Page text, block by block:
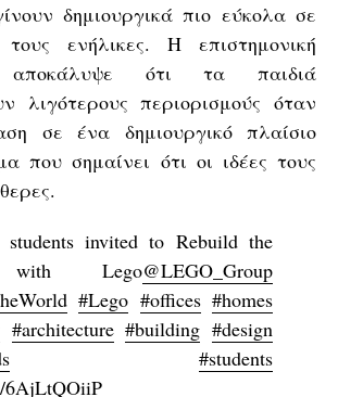
δημιουργικά πιο εύκολα σε
ενήλικες. Η επιστημονική
αποκάλυψε ότι τα παιδιά
λιγότερους περιορισμούς όταν
σε ένα δημιουργικό πλαίσιο
που σημαίνει ότι οι ιδέες τους
invited to Rebuild the
with Lego@LEGO_Group
#Lego #offices #homes
#architecture #building #design
#students
6AjLtQOiiP